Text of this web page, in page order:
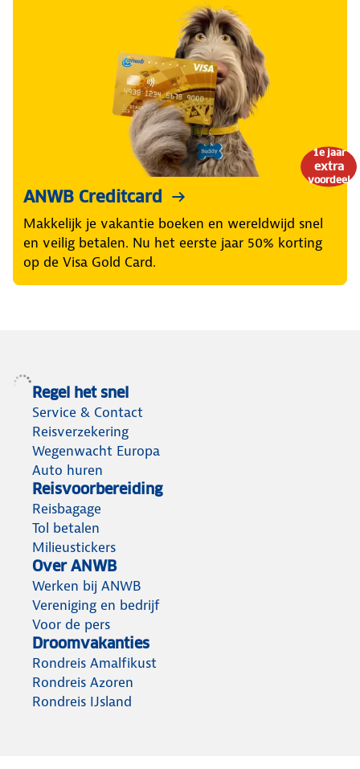
1e jaar
extra
voordeel
ANWB Creditcard
Makkelijk je vakantie boeken en wereldwijd snel
en veilig betalen. Nu het eerste jaar 50% korting
op de Visa Gold Card.
Regel het snel
Service & Contact
Reisverzekering
Wegenwacht Europa
Auto huren
Reisvoorbereiding
Reisbagage
Tol betalen
Milieustickers
Over ANWB
Werken bij ANWB
Vereniging en bedrijf
Voor de pers
Droomvakanties
Rondreis Amalfikust
Rondreis Azoren
Rondreis IJsland